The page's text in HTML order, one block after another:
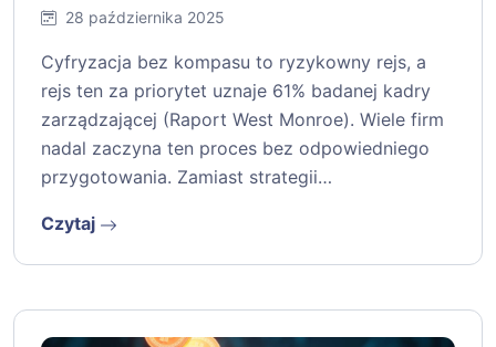
28 października 2025
Cyfryzacja bez kompasu to ryzykowny rejs, a
rejs ten za priorytet uznaje 61% badanej kadry
zarządzającej (Raport West Monroe). Wiele firm
nadal zaczyna ten proces bez odpowiedniego
przygotowania. Zamiast strategii…
Czytaj